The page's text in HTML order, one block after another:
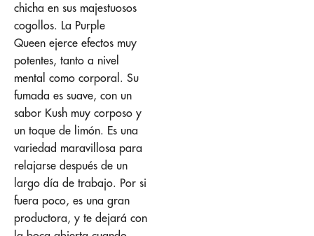
chicha en sus majestuosos
cogollos. La Purple
Queen ejerce efectos muy
potentes, tanto a nivel
mental como corporal. Su
fumada es suave, con un
sabor Kush muy corposo y
un toque de limón. Es una
variedad maravillosa para
relajarse después de un
largo día de trabajo. Por si
fuera poco, es una gran
productora, y te dejará con